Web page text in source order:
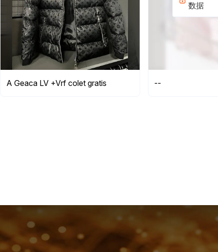
A Geaca LV +Vrf colet gratis
数据
--